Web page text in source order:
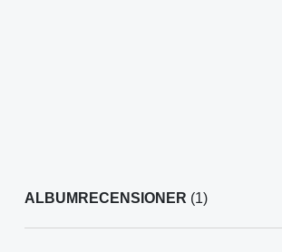
ALBUMRECENSIONER (1)